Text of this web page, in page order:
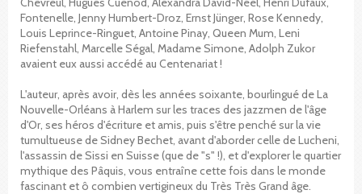
Fontenelle, Jenny Humbert-Droz, Ernst Jünger, Rose Kennedy,
Louis Leprince-Ringuet, Antoine Pinay, Queen Mum, Leni
Riefenstahl, Marcelle Ségal, Madame Simone, Adolph Zukor
avaient eux aussi accédé au Centenariat !
L'auteur, après avoir, dès les années soixante, bourlingué de La
Nouvelle-Orléans à Harlem sur les traces des jazzmen de l'âge
d'Or, ses héros d'écriture et amis, puis s'être penché sur la vie
tumultueuse de Sidney Bechet, avant d'aborder celle de Lucheni,
l'assassin de Sissi en Suisse (que de "s" !), et d'explorer le quartier
mythique des Pâquis, vous entraîne cette fois dans le monde
fascinant et ô combien vertigineux du Très Très Grand âge.